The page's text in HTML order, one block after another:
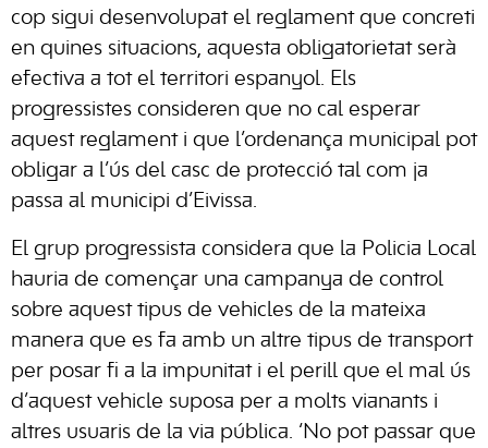
cop sigui desenvolupat el reglament que concreti
en quines situacions, aquesta obligatorietat serà
efectiva a tot el territori espanyol. Els
progressistes consideren que no cal esperar
aquest reglament i que l’ordenança municipal pot
obligar a l’ús del casc de protecció tal com ja
passa al municipi d’Eivissa.
El grup progressista considera que la Policia Local
hauria de començar una campanya de control
sobre aquest tipus de vehicles de la mateixa
manera que es fa amb un altre tipus de transport
per posar fi a la impunitat i el perill que el mal ús
d’aquest vehicle suposa per a molts vianants i
altres usuaris de la via pública. ‘No pot passar que